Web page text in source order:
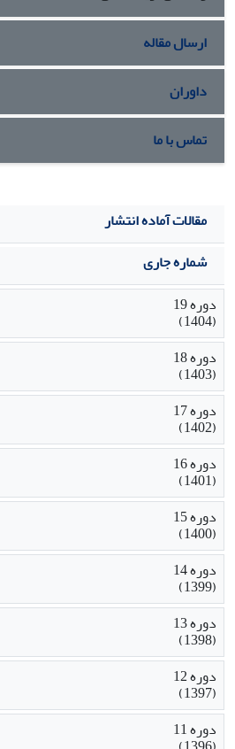
هویت مدرن نیز افزایش یافته است.
ارسال مقاله
داوران
تماس با ما
مقالات آماده انتشار
شماره جاری
دوره 19
(1404)
دوره 18
(1403)
دوره 17
(1402)
دوره 16
(1401)
دوره 15
(1400)
دوره 14
(1399)
دوره 13
(1398)
دوره 12
(1397)
دوره 11